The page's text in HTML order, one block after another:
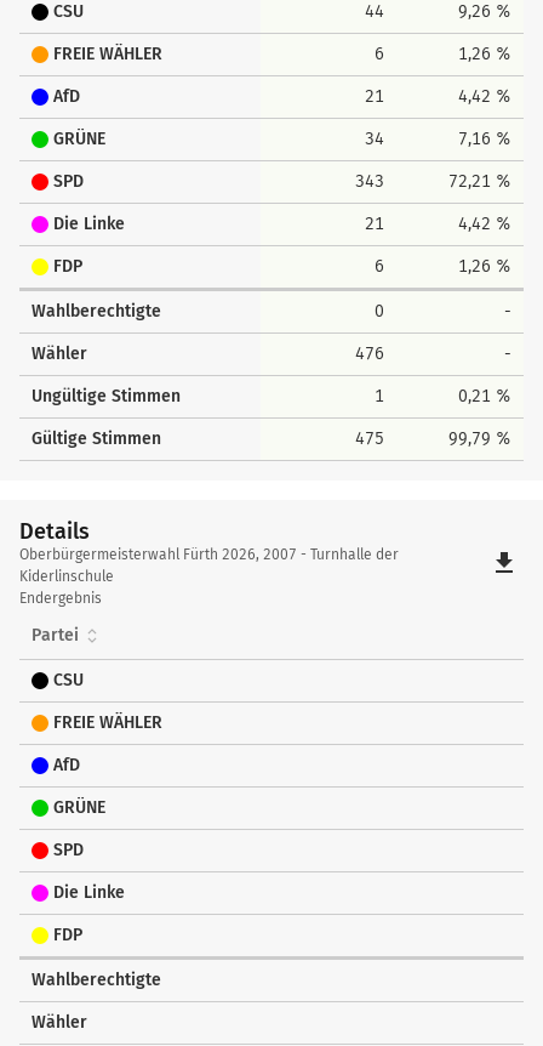
CSU 44 9,26 %
FREIE WÄHLER 6 1,26 %
AfD 21 4,42 %
GRÜNE 34 7,16 %
SPD 343 72,21 %
Die Linke 21 4,42 %
FDP 6 1,26 %
Wahlberechtigte 0 -
Wähler 476 -
Ungültige Stimmen 1 0,21 %
Gültige Stimmen 475 99,79 %
Details
Details
Oberbürgermeisterwahl Fürth 2026, 2007 - Turnhalle der
Kiderlinschule
Endergebnis
file_download
Partei
CSU
FREIE WÄHLER
AfD
GRÜNE
SPD
Die Linke
FDP
Wahlberechtigte
Wähler